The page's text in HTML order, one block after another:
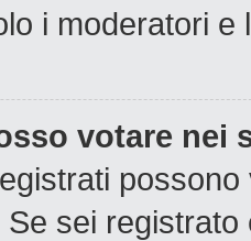
i moderatori e
votare nei
Se sei